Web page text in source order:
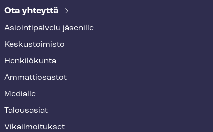
Ota yhteyttä
Asioin­ti­pal­ve­lu jäsenille
Keskustoimisto
Henkilökunta
Ammattiosastot
Medialle
Talousasiat
Vi­kail­moi­tuk­set